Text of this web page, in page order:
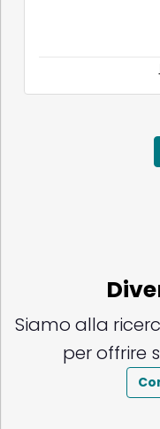
Siamo alla
per offrire